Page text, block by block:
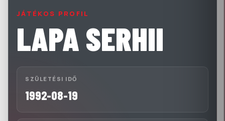
JÁTÉKOS PROFIL
LAPA SERHII
SZÜLETÉSI IDŐ
1992-08-19